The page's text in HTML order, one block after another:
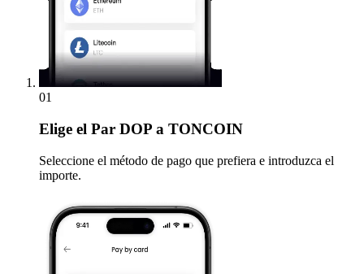
01
Elige el Par DOP a TONCOIN
Seleccione el método de pago que prefiera e introduzca el
importe.